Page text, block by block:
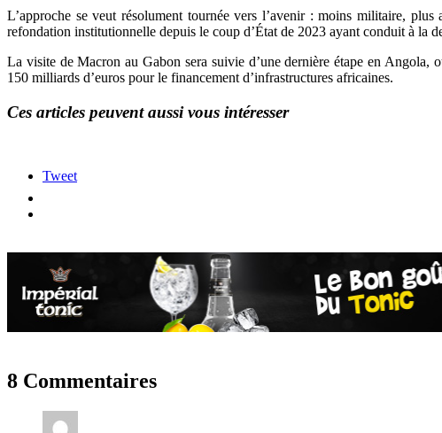
L’approche se veut résolument tournée vers l’avenir : moins militaire,
refondation institutionnelle depuis le coup d’État de 2023 ayant conduit à la
La visite de Macron au Gabon sera suivie d’une dernière étape en
150 milliards d’euros pour le financement d’infrastructures africaines.
Ces articles peuvent aussi vous intéresser
Tweet
8 Commentaires